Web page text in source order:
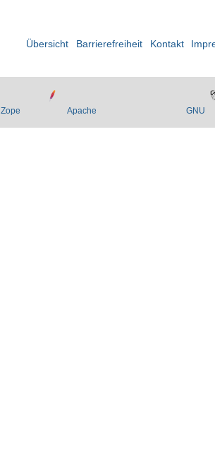
Übersicht Barrierefreiheit Kontakt
Zope Apache GNU